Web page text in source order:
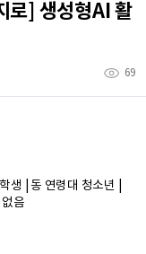
로] 생성형AI 활
69
생 | 동 연령대 청소년 |
음